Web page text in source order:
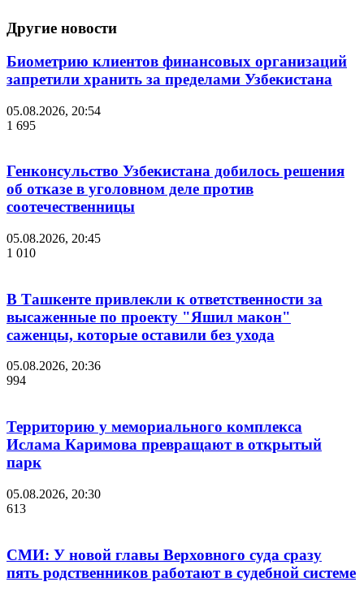
Другие новости
Биометрию клиентов финансовых организаций
запретили хранить за пределами Узбекистана
05.08.2026, 20:54
1 695
Генконсульство Узбекистана добилось решения
об отказе в уголовном деле против
соотечественницы
05.08.2026, 20:45
1 010
В Ташкенте привлекли к ответственности за
высаженные по проекту "Яшил макон"
саженцы, которые оставили без ухода
05.08.2026, 20:36
994
Территорию у мемориального комплекса
Ислама Каримова превращают в открытый
парк
05.08.2026, 20:30
613
СМИ: У новой главы Верховного суда сразу
пять родственников работают в судебной системе